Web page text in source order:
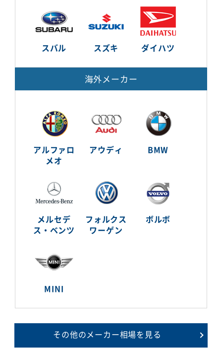
スバル スズキ ダイハツ
海外メーカー
アルファロ
メオ
アウディ BMW
メルセデ
ス・ベンツ
フォルクス
ワーゲン
ボルボ
MINI
その他のメーカー相場を見る